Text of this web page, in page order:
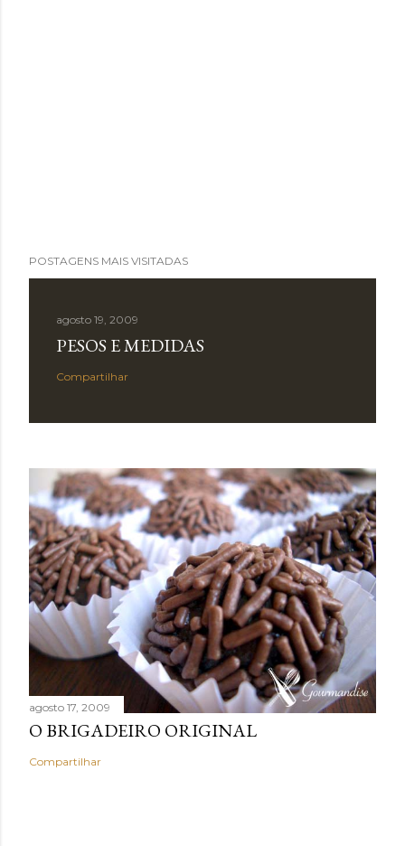
POSTAGENS MAIS VISITADAS
agosto 19, 2009
PESOS E MEDIDAS
Compartilhar
agosto 17, 2009
O BRIGADEIRO ORIGINAL
Compartilhar